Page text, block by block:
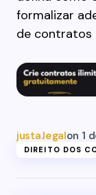
formalizar
de contratos
justa.legalon 1
DIREITO DOS